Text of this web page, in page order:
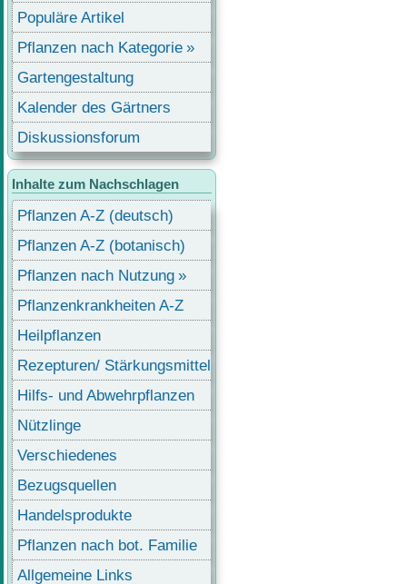
Populäre Artikel
Pflanzen nach Kategorie
Gartengestaltung
Kalender des Gärtners
Diskussionsforum
Inhalte zum Nachschlagen
Pflanzen A-Z (deutsch)
Pflanzen A-Z (botanisch)
Pflanzen nach Nutzung
Pflanzenkrankheiten A-Z
Heilpflanzen
Rezepturen/ Stärkungsmittel
Hilfs- und Abwehrpflanzen
Nützlinge
Verschiedenes
Bezugsquellen
Handelsprodukte
Pflanzen nach bot. Familie
Allgemeine Links